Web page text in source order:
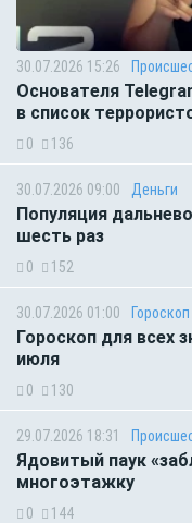
30.07.2026 15:26
Основателя
в список
0 136
30.07.2026 09:00 Деньги
Популяция
шесть раз
0 152
30.07.2026 01:00 Гороскоп
Гороскоп для всех
июля
0 130
29.07.2026 18:31
Ядовитый паук
многоэтажку
0 144